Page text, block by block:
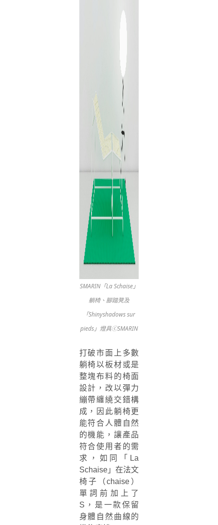
SMARIN「La Schaise」
躺椅、腳踏凳及
「Shinyshadows sur
pieds」燈具ⓒSMARIN
打破市面上多數
躺椅以板材或是
整塊布料的椅面
設計，改以彈力
繃帶纏繞交錯構
成，因此躺椅更
能符合人體自然
的機能，讓產品
符合使用者的需
求，如同「La
Schaise」在法文
椅子（chaise）
單詞前加上了
S，是一款保留
身體自然曲線的